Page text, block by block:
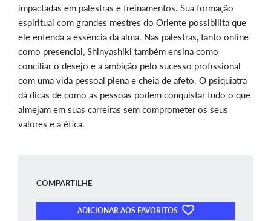
impactadas em palestras e treinamentos. Sua formação
espiritual com grandes mestres do Oriente possibilita que
ele entenda a essência da alma. Nas palestras, tanto online
como presencial, Shinyashiki também ensina como
conciliar o desejo e a ambição pelo sucesso profissional
com uma vida pessoal plena e cheia de afeto. O psiquiatra
dá dicas de como as pessoas podem conquistar tudo o que
almejam em suas carreiras sem comprometer os seus
valores e a ética.
COMPARTILHE
ADICIONAR AOS FAVORITOS